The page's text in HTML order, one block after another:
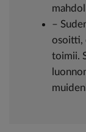
–
osoitti,
toimii.